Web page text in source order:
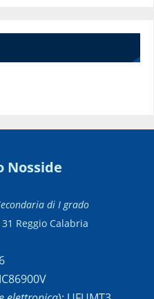
Nosside
di I grado
Reggio Calabria